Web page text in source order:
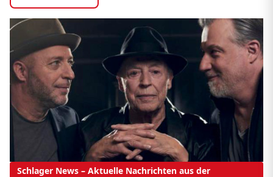
Schlager News – Aktuelle Nachrichten aus der